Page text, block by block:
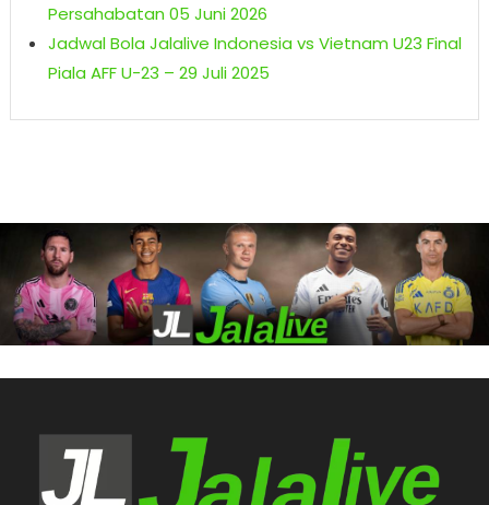
Persahabatan 05 Juni 2026
Jadwal Bola Jalalive Indonesia vs Vietnam U23 Final
Piala AFF U-23 – 29 Juli 2025